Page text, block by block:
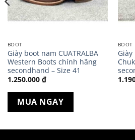
BOOT
Giày boot nam CUATRALBA
Western Boots chính hãng
secondhand – Size 41
1.250.000 ₫
MUA NGAY
BOOT